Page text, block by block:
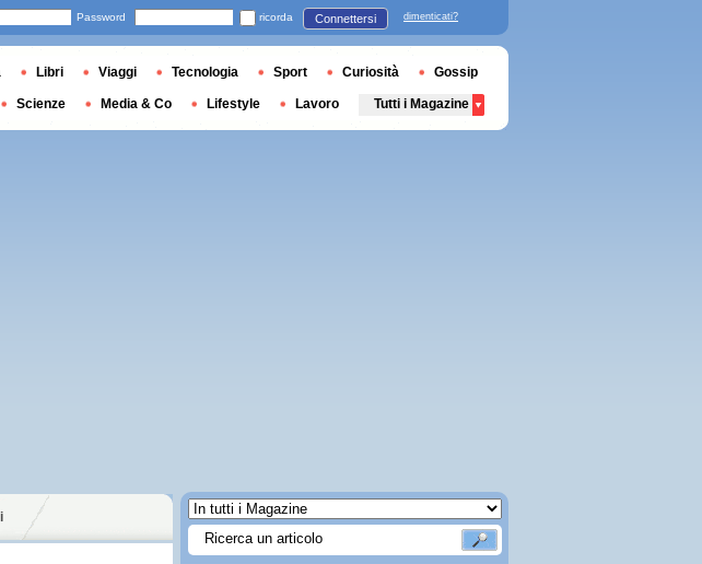
Password ricorda Connettersi dimenticati?
Libri Viaggi Tecnologia Sport Curiosità Gossip
Scienze Media & Co Lifestyle Lavoro Tutti i Magazine